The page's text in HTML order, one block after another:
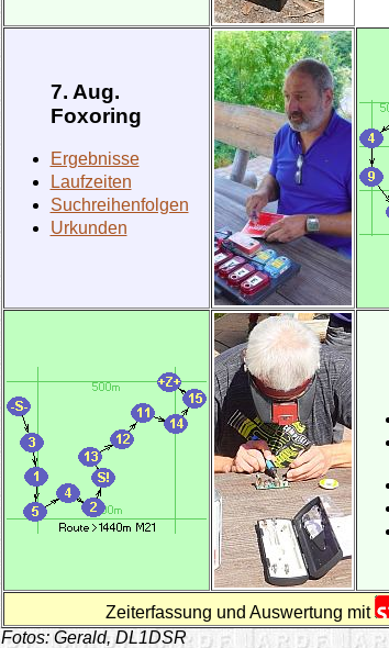
7. Aug.
Foxoring
Ergebnisse
Laufzeiten
Suchreihenfolgen
Urkunden
Zeiterfassung und Auswertung mit
Fotos: Gerald, DL1DSR